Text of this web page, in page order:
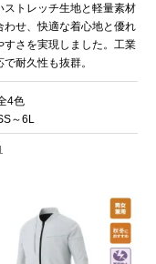
ストレッチ生地と軽量素材
わせ、快適な着心地と優れ
すさを実現しました。工業
耐久性も抜群。
4色
～6L